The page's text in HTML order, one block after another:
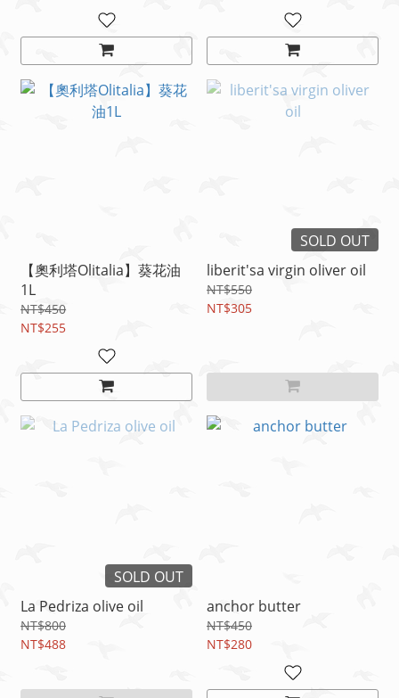
【奧利塔Olitalia】葵花油
1L
NT$450
NT$255
SOLD OUT
liberit'sa virgin oliver oil
NT$550
NT$305
SOLD OUT
La Pedriza olive oil
NT$800
NT$488
anchor butter
NT$450
NT$280